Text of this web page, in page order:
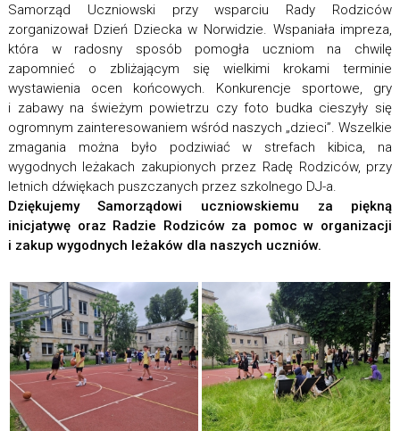
Samorząd Uczniowski przy wsparciu Rady Rodziców
zorganizował Dzień Dziecka w Norwidzie. Wspaniała impreza,
która w radosny sposób pomogła uczniom na chwilę
zapomnieć o zbliżającym się wielkimi krokami terminie
wystawienia ocen końcowych. Konkurencje sportowe, gry
i zabawy na świeżym powietrzu czy foto budka cieszyły się
ogromnym zainteresowaniem wśród naszych „dzieci”. Wszelkie
zmagania można było podziwiać w strefach kibica, na
wygodnych leżakach zakupionych przez Radę Rodziców, przy
letnich dźwiękach puszczanych przez szkolnego DJ-a.
Dziękujemy Samorządowi uczniowskiemu za piękną
inicjatywę oraz Radzie Rodziców za pomoc w organizacji
i zakup wygodnych leżaków dla naszych uczniów.